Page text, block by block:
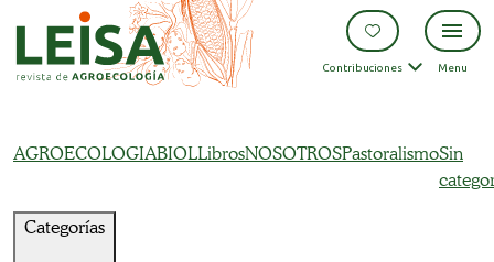
Contribuciones Menu
AGROECOLOGIABIOLLibrosNOSOTROSPastoralismoSin
Categorías